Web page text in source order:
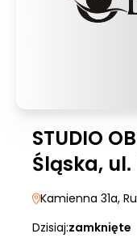
STUDIO
Śląska,
Kamienna 31a,
Dzisiaj:zamknięte